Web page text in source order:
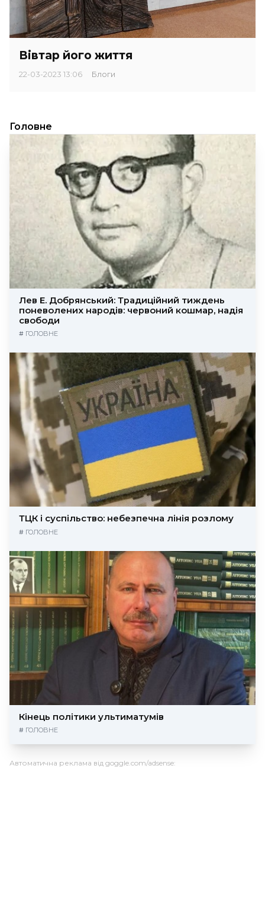
Вівтар його життя
22-03-2023 13:06 Блоги
Головне
Лев Е. Добрянський: Традиційний тиждень
поневолених народів: червоний кошмар, надія
свободи
# ГОЛОВНЕ
ТЦК і суспільство: небезпечна лінія розлому
# ГОЛОВНЕ
Кінець політики ультиматумів
# ГОЛОВНЕ
Автоматична реклама від goggle.com/adsense: